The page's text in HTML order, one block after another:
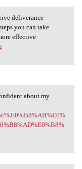
deliverance
you can take
effective
about my
%E0%B8%AB%E0%